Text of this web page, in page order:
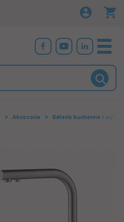
Akcesoria Baterie kuchenne i